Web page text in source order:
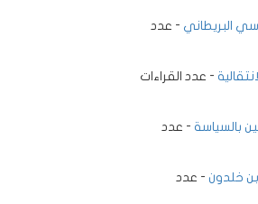
البريطاني - عدد
- عدد القراءات
بالسياسة - عدد
خلدون - عدد